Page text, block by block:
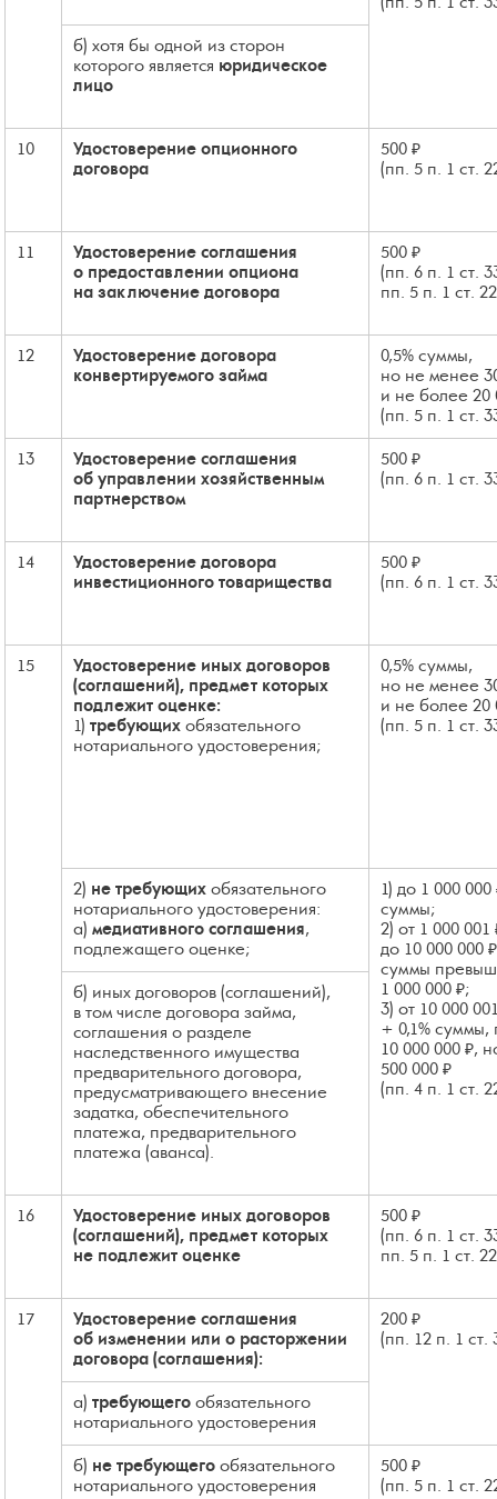
(пп. 5 п. 1 ст.
б) хотя бы одной из сторон
которого является юридическое
лицо
10
Удостоверение опционного
договора
500 ₽
(пп. 5 п. 1 ст.
11
Удостоверение соглашения
о предоставлении опциона
на заключение договора
500 ₽
(пп. 6 п. 1 ст.
пп. 5 п. 1 ст.
12
Удостоверение договора
конвертируемого займа
0,5% суммы,
но не менее
и не более 20
(пп. 5 п. 1 ст.
13
Удостоверение соглашения
об управлении хозяйственным
партнерством
500 ₽
(пп. 6 п. 1 ст.
14
Удостоверение договора
инвестиционного товарищества
500 ₽
(пп. 6 п. 1 ст.
15
Удостоверение иных договоров
(соглашений), предмет которых
подлежит оценке:
1) требующих обязательного
нотариального удостоверения;
0,5% суммы,
но не менее
и не более 20
(пп. 5 п. 1 ст.
2) не требующих обязательного
нотариального удостоверения:
а) медиативного соглашения,
подлежащего оценке;
1) до 1 000
суммы;
2) от 1 000 001
до 10 000 000
суммы
1 000 000 ₽;
3) от 10 000
+ 0,1%
10 000 000 ₽,
500 000 ₽
(пп. 4 п. 1 ст.
б) иных договоров (соглашений),
в том числе договора займа,
соглашения о разделе
наследственного имущества
предварительного договора,
предусматривающего внесение
задатка, обеспечительного
платежа, предварительного
платежа (аванса).
16
Удостоверение иных договоров
(соглашений), предмет которых
не подлежит оценке
500 ₽
(пп. 6 п. 1 ст.
пп. 5 п. 1 ст.
17
Удостоверение соглашения
об изменении или о расторжении
договора (соглашения):
200 ₽
(пп. 12 п. 1 ст.
а) требующего обязательного
нотариального удостоверения
б) не требующего обязательного
нотариального удостоверения
500 ₽
(пп. 5 п. 1 ст.